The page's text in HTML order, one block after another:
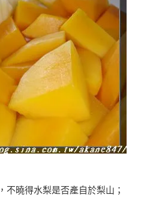
不曉得水梨是否產自於梨山；